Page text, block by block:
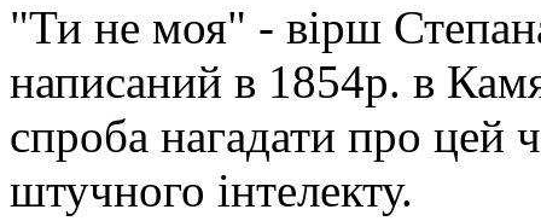
"Ти не моя" - вірш
написаний в 1854р. в
спроба нагадати про цей
штучного інтелекту.